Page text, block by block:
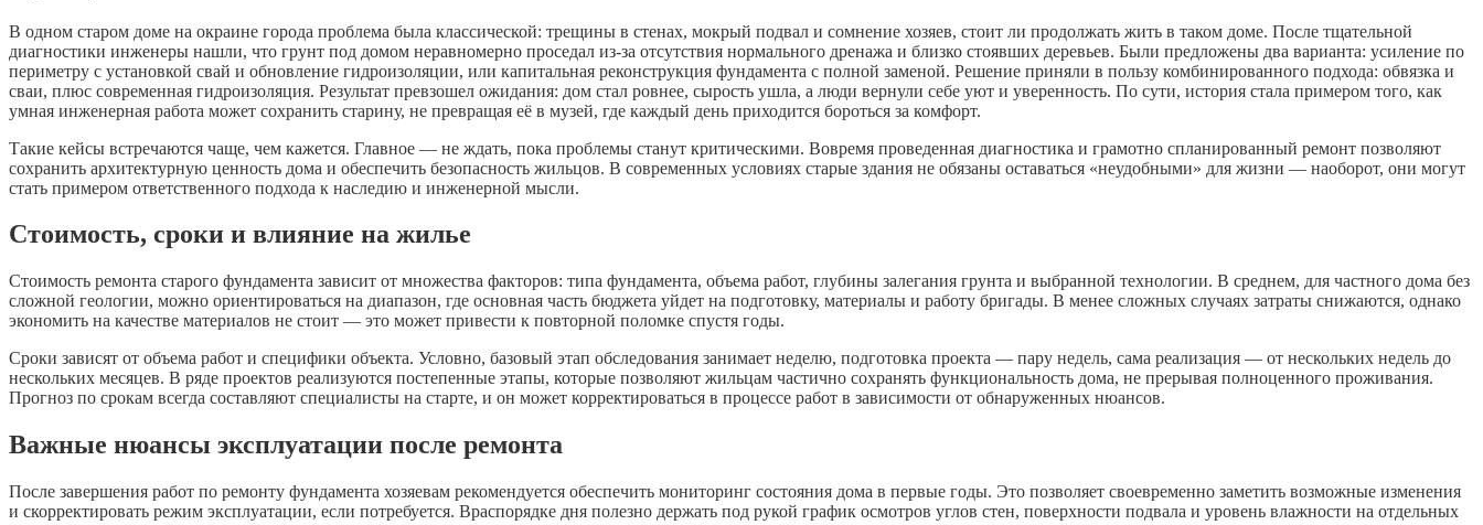
В одном старом доме на окраине города проблема была классической: трещины в стенах, мокрый подвал и сомнение хозяев, стоит ли продолжать жить в таком доме. После тщательной
диагностики инженеры нашли, что грунт под домом неравномерно проседал из-за отсутствия нормального дренажа и близко стоявших деревьев. Были предложены два варианта: усиление по
периметру с установкой свай и обновление гидроизоляции, или капитальная реконструкция фундамента с полной заменой. Решение приняли в пользу комбинированного подхода: обвязка и
сваи, плюс современная гидроизоляция. Результат превзошел ожидания: дом стал ровнее, сырость ушла, а люди вернули себе уют и уверенность. По сути, история стала примером того, как
умная инженерная работа может сохранить старину, не превращая её в музей, где каждый день приходится бороться за комфорт.
Такие кейсы встречаются чаще, чем кажется. Главное — не ждать, пока проблемы станут критическими. Вовремя проведенная диагностика и грамотно спланированный ремонт позволяют
сохранить архитектурную ценность дома и обеспечить безопасность жильцов. В современных условиях старые здания не обязаны оставаться «неудобными» для жизни — наоборот, они могут
стать примером ответственного подхода к наследию и инженерной мысли.
Стоимость, сроки и влияние на жилье
Стоимость ремонта старого фундамента зависит от множества факторов: типа фундамента, объема работ, глубины залегания грунта и выбранной технологии. В среднем, для частного дома без
сложной геологии, можно ориентироваться на диапазон, где основная часть бюджета уйдет на подготовку, материалы и работу бригады. В менее сложных случаях затраты снижаются, однако
экономить на качестве материалов не стоит — это может привести к повторной поломке спустя годы.
Сроки зависят от объема работ и специфики объекта. Условно, базовый этап обследования занимает неделю, подготовка проекта — пару недель, сама реализация — от нескольких недель до
нескольких месяцев. В ряде проектов реализуются постепенные этапы, которые позволяют жильцам частично сохранять функциональность дома, не прерывая полноценного проживания.
Прогноз по срокам всегда составляют специалисты на старте, и он может корректироваться в процессе работ в зависимости от обнаруженных нюансов.
Важные нюансы эксплуатации после ремонта
После завершения работ по ремонту фундамента хозяевам рекомендуется обеспечить мониторинг состояния дома в первые годы. Это позволяет своевременно заметить возможные изменения
и скорректировать режим эксплуатации, если потребуется. Враспорядке дня полезно держать под рукой график осмотров углов стен, поверхности подвала и уровень влажности на отдельных